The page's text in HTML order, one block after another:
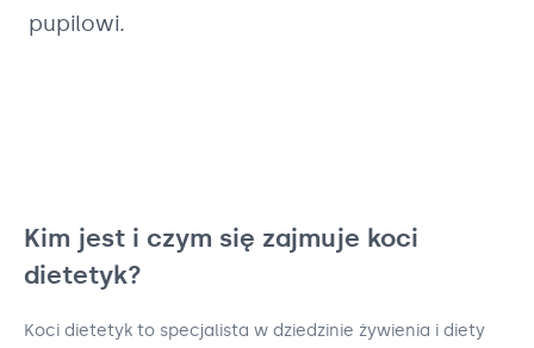
pupilowi.
Kim jest i czym się zajmuje koci
dietetyk?
Koci dietetyk to specjalista w dziedzinie żywienia i diety